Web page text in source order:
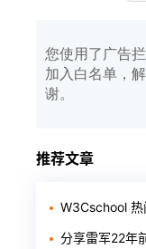
您使用了广告
加入白名单，
谢。
推荐文章
W3Cschool 热门
分享雷军22年